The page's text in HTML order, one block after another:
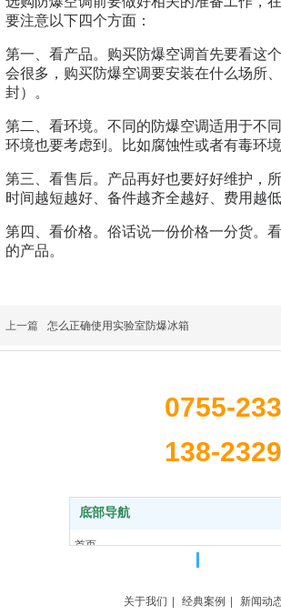
要注意以下四个方面：
第一、看产品。购买防爆空调首先要看这
会很多，购买防爆空调要安装在什么场所
封）。
第二、看环境。不同的防爆空调适用于不
环境也要考虑到。比如腐蚀性或者有毒环
第三、看售后。产品再好也要好好维护，
时间越短越好、备件越齐全越好、费用越低
第四、看价格。俗话说一份价格一分货。
的产品。
上一篇 怎么正确使用实验室防爆冰箱
底部导航
首页
138-
0755-
关于我们 经典案例 新闻动